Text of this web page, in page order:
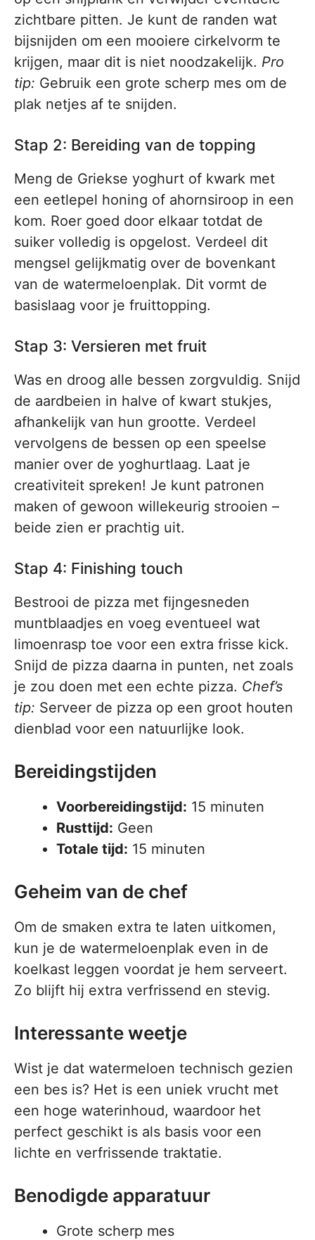
zichtbare pitten. Je kunt de randen wat
bijsnijden om een mooiere cirkelvorm te
krijgen, maar dit is niet noodzakelijk. Pro
tip: Gebruik een grote scherp mes om de
plak netjes af te snijden.
Stap 2: Bereiding van de topping
Meng de Griekse yoghurt of kwark met
een eetlepel honing of ahornsiroop in een
kom. Roer goed door elkaar totdat de
suiker volledig is opgelost. Verdeel dit
mengsel gelijkmatig over de bovenkant
van de watermeloenplak. Dit vormt de
basislaag voor je fruittopping.
Stap 3: Versieren met fruit
Was en droog alle bessen zorgvuldig. Snijd
de aardbeien in halve of kwart stukjes,
afhankelijk van hun grootte. Verdeel
vervolgens de bessen op een speelse
manier over de yoghurtlaag. Laat je
creativiteit spreken! Je kunt patronen
maken of gewoon willekeurig strooien –
beide zien er prachtig uit.
Stap 4: Finishing touch
Bestrooi de pizza met fijngesneden
muntblaadjes en voeg eventueel wat
limoenrasp toe voor een extra frisse kick.
Snijd de pizza daarna in punten, net zoals
je zou doen met een echte pizza. Chef’s
tip: Serveer de pizza op een groot houten
dienblad voor een natuurlijke look.
Bereidingstijden
Voorbereidingstijd: 15 minuten
Rusttijd: Geen
Totale tijd: 15 minuten
Geheim van de chef
Om de smaken extra te laten uitkomen,
kun je de watermeloenplak even in de
koelkast leggen voordat je hem serveert.
Zo blijft hij extra verfrissend en stevig.
Interessante weetje
Wist je dat watermeloen technisch gezien
een bes is? Het is een uniek vrucht met
een hoge waterinhoud, waardoor het
perfect geschikt is als basis voor een
lichte en verfrissende traktatie.
Benodigde apparatuur
Grote scherp mes